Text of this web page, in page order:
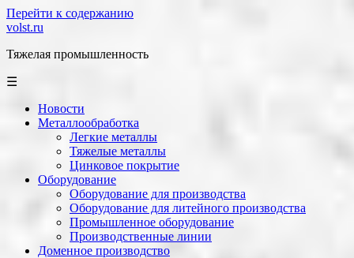
Перейти к содержанию
volst.ru
Тяжелая промышленность
☰
Новости
Металлообработка
Легкие металлы
Тяжелые металлы
Цинковое покрытие
Оборудование
Оборудование для производства
Оборудование для литейного производства
Промышленное оборудование
Производственные линии
Доменное производство